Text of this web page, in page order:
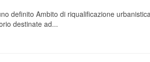
definito Ambito di riqualificazione
destinate ad...